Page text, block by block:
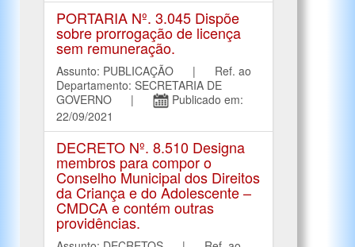
PORTARIA Nº. 3.045 Dispõe
sobre prorrogação de licença
sem remuneração.
Assunto: PUBLICAÇÃO | Ref. ao
Departamento: SECRETARIA DE
GOVERNO |
Publicado em:
22/09/2021
DECRETO Nº. 8.510 Designa
membros para compor o
Conselho Municipal dos Direitos
da Criança e do Adolescente –
CMDCA e contém outras
providências.